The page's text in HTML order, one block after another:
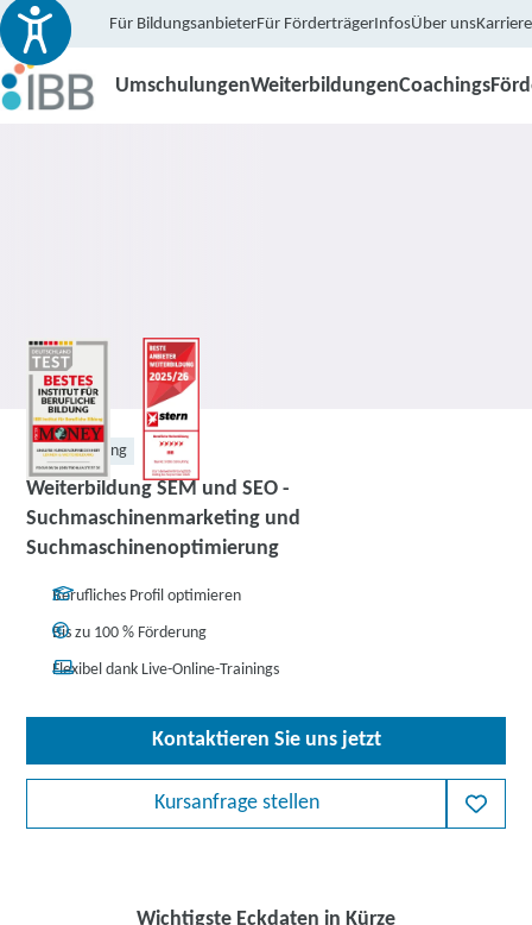
Für BildungsanbieterFür FörderträgerInfosÜber unsKarriere
UmschulungenWeiterbildungenCoachings
Weiterbildung
Weiterbildung SEM und SEO -
Suchmaschinenmarketing und
Suchmaschinenoptimierung
Berufliches Profil optimieren
Bis zu 100 % Förderung
Flexibel dank Live-Online-Trainings
Kontaktieren Sie uns jetzt
Kursanfrage stellen
Wichtigste Eckdaten in Kürze